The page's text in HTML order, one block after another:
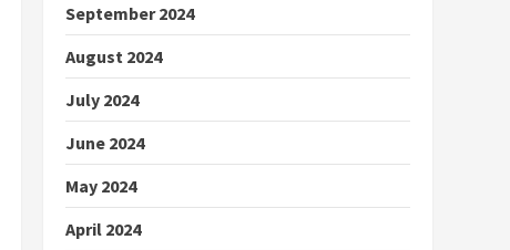
September 2024
August 2024
July 2024
June 2024
May 2024
April 2024